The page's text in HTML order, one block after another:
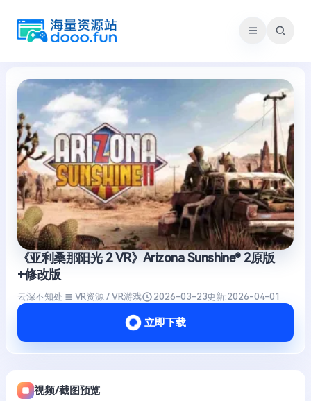
《亚利桑那阳光 2 VR》Arizona Sunshine® 2原版
+修改版
云深不知处 VR资源 / VR游戏 2026-03-23更新:2026-04-01
立即下载
视频/截图预览